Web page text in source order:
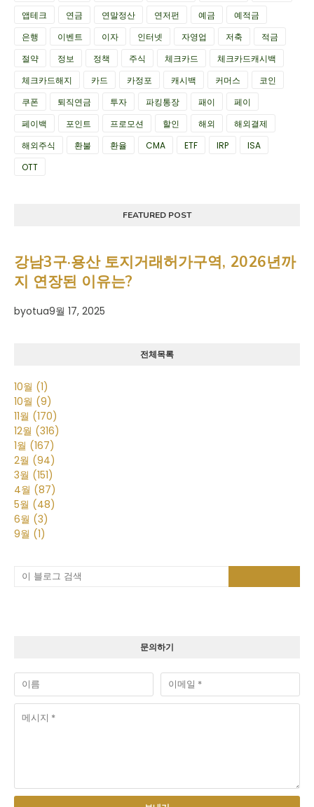
앱테크
연금 연말정산 연저펀 예금
예적금
은행
이벤트 이자 인터넷 자영업 저축
적금
절약
정보 정책 주식 체크카드
체크카드캐시백
체크카드해지
카드 카정포 캐시백 커머스
코인
쿠폰
퇴직연금 투자 파킹통장 패이
페이
페이백
포인트 프로모션 할인 해외
해외결제
해외주식
환불 환율 CMA ETF IRP
ISA
OTT
FEATURED POST
강남3구·용산 토지거래허가구역, 2026년까
지 연장된 이유는?
byotua9월 17, 2025
전체목록
10월 (1)
10월 (9)
11월 (170)
12월 (316)
1월 (167)
2월 (94)
3월 (151)
4월 (87)
5월 (48)
6월 (3)
9월 (1)
문의하기